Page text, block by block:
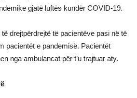
gjatë luftës kundër COVID-19.
drejtpërdrejtë të pacientëve pasi në të
pacientët e pandemisë. Pacientët
nga ambulancat për t’u trajtuar aty.